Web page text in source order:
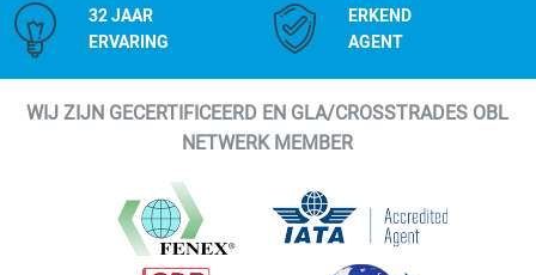
32 JAAR
ERVARING
ERKEND
AGENT
WIJ ZIJN GECERTIFICEERD EN GLA/CROSSTRADES OBL
NETWERK MEMBER